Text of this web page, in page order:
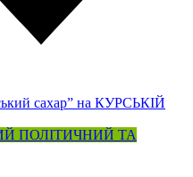
ПОЛІТИЧНИЙ ТА